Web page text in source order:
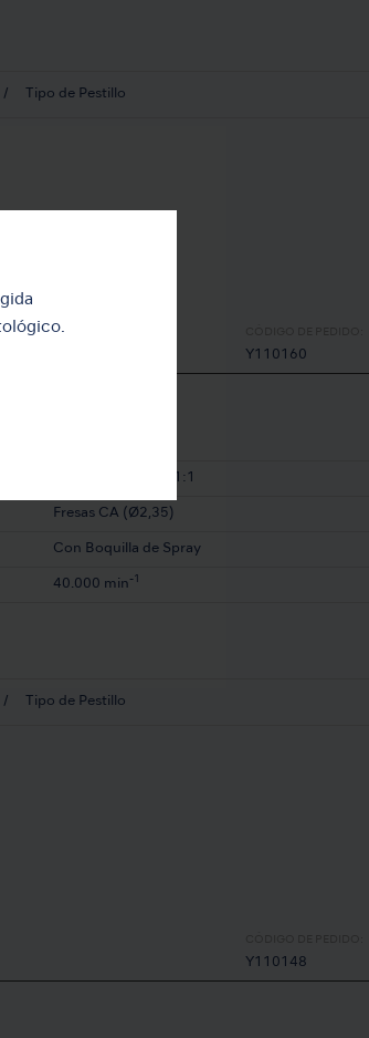
Tipo de Pestillo
Y110160
Velocidad Directa 1:1
Fresas CA (Ø2,35)
Con Boquilla de Spray
40.000 min -1
Tipo de Pestillo
Y110148